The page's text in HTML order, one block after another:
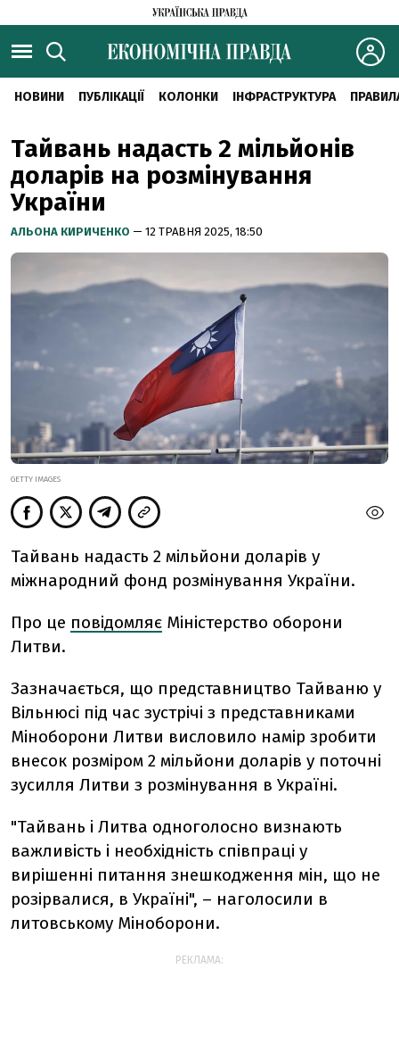
НОВИНИ ПУБЛІКАЦІЇ КОЛОНКИ ІНФРАСТРУКТУРА
Тайвань надасть 2 мільйонів
доларів на розмінування
України
АЛЬОНА КИРИЧЕНКО — 12 ТРАВНЯ 2025, 18:50
GETTY IMAGES
Тайвань надасть 2 мільйони доларів у
міжнародний фонд розмінування України.
Про це повідомляє Міністерство оборони
Литви.
Зазначається, що представництво Тайваню у
Вільнюсі під час зустрічі з представниками
Міноборони Литви висловило намір зробити
внесок розміром 2 мільйони доларів у поточні
зусилля Литви з розмінування в Україні.
"Тайвань і Литва одноголосно визнають
важливість і необхідність співпраці у
вирішенні питання знешкодження мін, що не
розірвалися, в Україні", – наголосили в
литовському Міноборони.
РЕКЛАМА: